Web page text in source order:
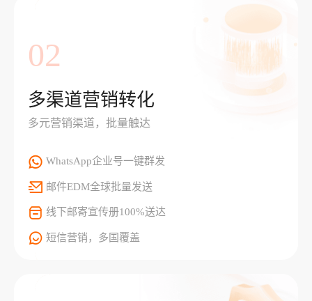
02
多渠道营销转化
多元营销渠道，批量触达
WhatsApp企业号一键群发
邮件EDM全球批量发送
线下邮寄宣传册100%送达
短信营销，多国覆盖